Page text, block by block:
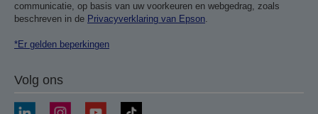
communicatie, op basis van uw voorkeuren en webgedrag, zoals
beschreven in de Privacyverklaring van Epson.
*Er gelden beperkingen
Volg ons